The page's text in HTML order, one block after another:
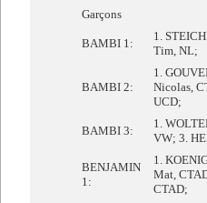
Garçons
BAMBI 1:
1.
Tim, NL;
BAMBI 2:
1.
Nicolas,
UCD;
BAMBI 3:
1.
VW; 3.
BENJAMIN
1:
1.
Mat,
CTAD;